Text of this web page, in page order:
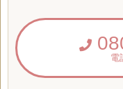
電